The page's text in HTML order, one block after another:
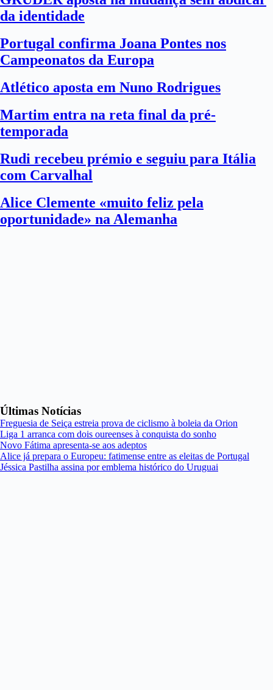
da identidade
Portugal confirma Joana Pontes nos
Campeonatos da Europa
Atlético aposta em Nuno Rodrigues
Martim entra na reta final da pré-
temporada
Rudi recebeu prémio e seguiu para Itália
com Carvalhal
Alice Clemente «muito feliz pela
oportunidade» na Alemanha
Últimas Notícias
Freguesia de Seiça estreia prova de ciclismo à boleia da Orion
Liga 1 arranca com dois oureenses à conquista do sonho
Novo Fátima apresenta-se aos adeptos
Alice já prepara o Europeu: fatimense entre as eleitas de Portugal
Jéssica Pastilha assina por emblema histórico do Uruguai